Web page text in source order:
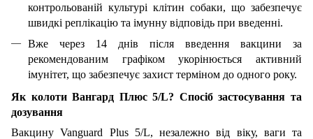
контрольованій культурі клітин собаки, що забезпечує
швидкі реплікацію та імунну відповідь при введенні.
Вже через 14 днів після введення вакцини за
рекомендованим графіком укорінюється активний
імунітет, що забезпечує захист терміном до одного року.
Як колоти Вангард Плюс 5/L? Спосіб застосування та
дозування
Вакцину Vanguard Plus 5/L, незалежно від віку, ваги та